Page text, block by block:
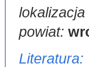
powiat:
Literatura: